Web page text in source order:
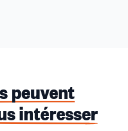
peuvent
intéresser